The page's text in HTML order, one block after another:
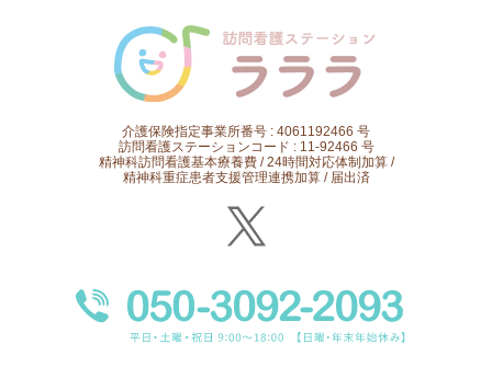
介護保険指定事業所番号 : 4061192466 号
訪問看護ステーションコード : 11-92466 号
精神科訪問看護基本療養費 / 24時間対応体制加算 /
精神科重症患者支援管理連携加算 / 届出済